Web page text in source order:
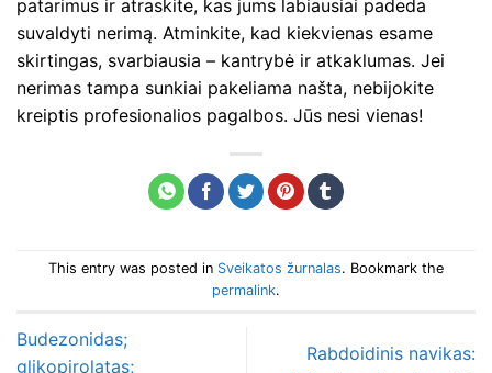
patarimus ir atraskite, kas jums labiausiai padeda
suvaldyti nerimą. Atminkite, kad kiekvienas esame
skirtingas, svarbiausia – kantrybė ir atkaklumas. Jei
nerimas tampa sunkiai pakeliama našta, nebijokite
kreiptis profesionalios pagalbos. Jūs nesi vienas!
This entry was posted in Sveikatos žurnalas. Bookmark the
permalink.
Budezonidas;
glikopirolatas;
Rabdoidinis navikas: